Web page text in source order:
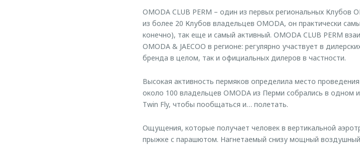
OMODA CLUB PERM – один из первых региональных Клубов
из более 20 Клубов владельцев OMODA, он практически
конечно), так еще и самый активный. OMODA CLUB PERM
OMODA & JAECOO в регионе: регулярно участвует в
бренда в целом, так и официальных дилеров в частности.
Высокая активность пермяков определила место
около 100 владельцев OMODA из Перми собрались в одном
Twin Fly, чтобы пообщаться и… полетать.
Ощущения, которые получает человек в вертикальной
прыжке с парашютом. Нагнетаемый снизу мощный